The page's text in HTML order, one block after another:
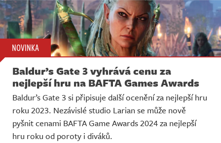
NOVINKA
Baldur’s Gate 3 vyhrává cenu za
nejlepší hru na BAFTA Games Awards
Baldur’s Gate 3 si připisuje další ocenění za nejlepší hru
roku 2023. Nezávislé studio Larian se může nově
pyšnit cenami BAFTA Game Awards 2024 za nejlepší
hru roku od poroty i diváků.